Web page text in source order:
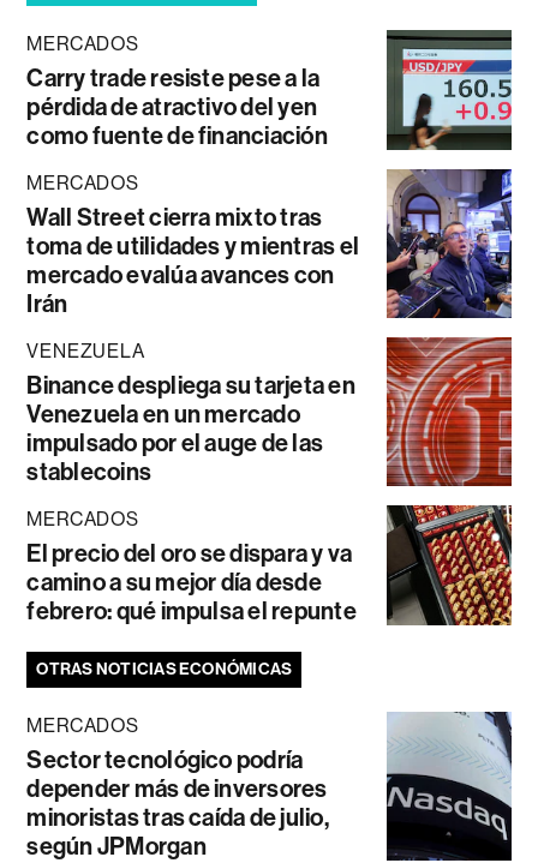
MERCADOS
Carry trade resiste pese a la
pérdida de atractivo del yen
como fuente de financiación
MERCADOS
Wall Street cierra mixto tras
toma de utilidades y mientras el
mercado evalúa avances con
Irán
VENEZUELA
Binance despliega su tarjeta en
Venezuela en un mercado
impulsado por el auge de las
stablecoins
MERCADOS
El precio del oro se dispara y va
camino a su mejor día desde
febrero: qué impulsa el repunte
OTRAS NOTICIAS ECONÓMICAS
MERCADOS
Sector tecnológico podría
depender más de inversores
minoristas tras caída de julio,
según JPMorgan